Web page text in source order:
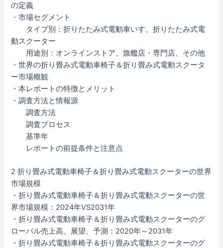
の定義
・市場セグメント
タイプ別：折りたたみ式電動車いす、折りたたみ式電
動スクーター
用途別：オンラインストア、旗艦店・専門店、その他
・世界の折り畳み式電動車椅子＆折り畳み式電動スクータ
ー市場概観
・本レポートの特徴とメリット
・調査方法と情報源
調査方法
調査プロセス
基準年
レポートの前提条件と注意点
2 折り畳み式電動車椅子＆折り畳み式電動スクーターの世界
市場規模
・折り畳み式電動車椅子＆折り畳み式電動スクーターの世
界市場規模：2024年VS2031年
・折り畳み式電動車椅子＆折り畳み式電動スクーターのグ
ローバル売上高、展望、予測：2020年～2031年
・折り畳み式電動車椅子＆折り畳み式電動スクーターのグ